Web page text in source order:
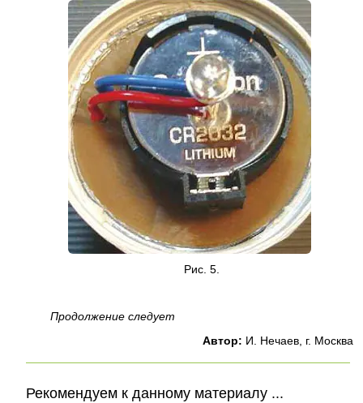
Рис. 5.
Продолжение следует
Автор: И. Нечаев, г. Москва
Рекомендуем к данному материалу ...